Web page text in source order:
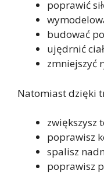
poprawić
budować
ujędrnić
zmniejszyć
Natomiast dzięki
zwiększysz
poprawisz
spalisz
poprawisz